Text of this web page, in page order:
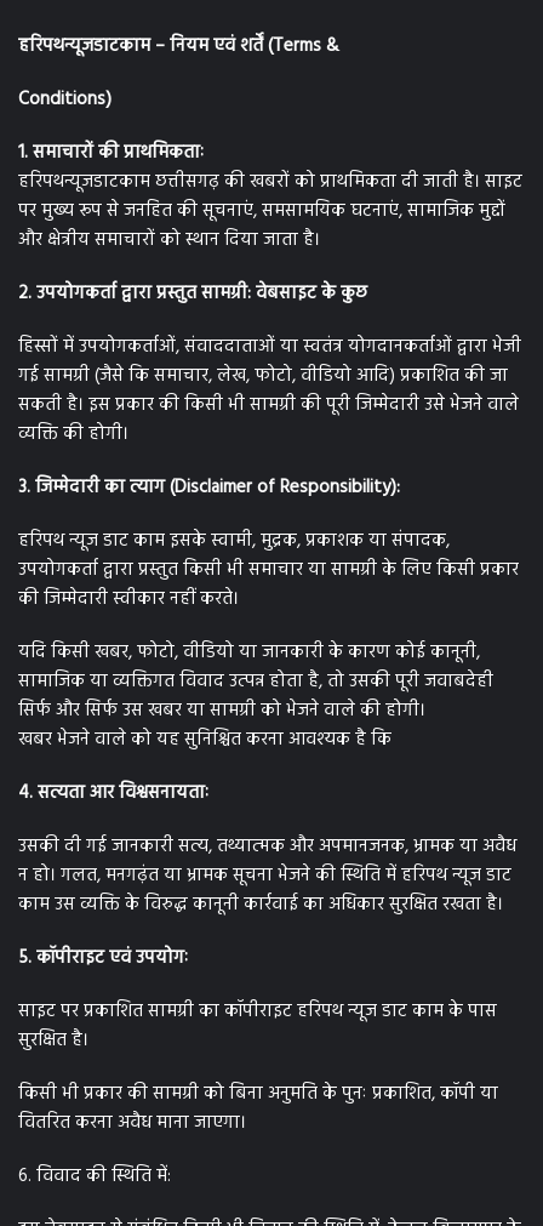
हरिपथन्यूजडाटकाम – नियम एवं शर्तें (Terms &
Conditions)
1. समाचारों की प्राथमिकताः
हरिपथन्यूजडाटकाम छत्तीसगढ़ की खबरों को प्राथमिकता दी जाती है। साइट
पर मुख्य रूप से जनहित की सूचनाएं, समसामयिक घटनाएं, सामाजिक मुद्दों
और क्षेत्रीय समाचारों को स्थान दिया जाता है।
2. उपयोगकर्ता द्वारा प्रस्तुत सामग्री: वेबसाइट के कुछ
हिस्सों में उपयोगकर्ताओं, संवाददाताओं या स्वतंत्र योगदानकर्ताओं द्वारा भेजी
गई सामग्री (जैसे कि समाचार, लेख, फोटो, वीडियो आदि) प्रकाशित की जा
सकती है। इस प्रकार की किसी भी सामग्री की पूरी जिम्मेदारी उसे भेजने वाले
व्यक्ति की होगी।
3. जिम्मेदारी का त्याग (Disclaimer of Responsibility):
हरिपथ न्यूज डाट काम इसके स्वामी, मुद्रक, प्रकाशक या संपादक,
उपयोगकर्ता द्वारा प्रस्तुत किसी भी समाचार या सामग्री के लिए किसी प्रकार
की जिम्मेदारी स्वीकार नहीं करते।
यदि किसी खबर, फोटो, वीडियो या जानकारी के कारण कोई कानूनी,
सामाजिक या व्यक्तिगत विवाद उत्पन्न होता है, तो उसकी पूरी जवाबदेही
सिर्फ और सिर्फ उस खबर या सामग्री को भेजने वाले की होगी।
खबर भेजने वाले को यह सुनिश्चित करना आवश्यक है कि
4. सत्यता आर विश्वसनायताः
उसकी दी गई जानकारी सत्य, तथ्यात्मक और अपमानजनक, भ्रामक या अवैध
न हो। गलत, मनगढ़ंत या भ्रामक सूचना भेजने की स्थिति में हरिपथ न्यूज डाट
काम उस व्यक्ति के विरुद्ध कानूनी कार्रवाई का अधिकार सुरक्षित रखता है।
5. कॉपीराइट एवं उपयोगः
साइट पर प्रकाशित सामग्री का कॉपीराइट हरिपथ न्यूज डाट काम के पास
सुरक्षित है।
किसी भी प्रकार की सामग्री को बिना अनुमति के पुनः प्रकाशित, कॉपी या
वितरित करना अवैध माना जाएगा।
6. विवाद की स्थिति में: